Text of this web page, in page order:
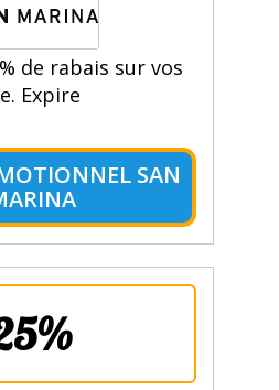
de rabais sur vos
Expire
SAN